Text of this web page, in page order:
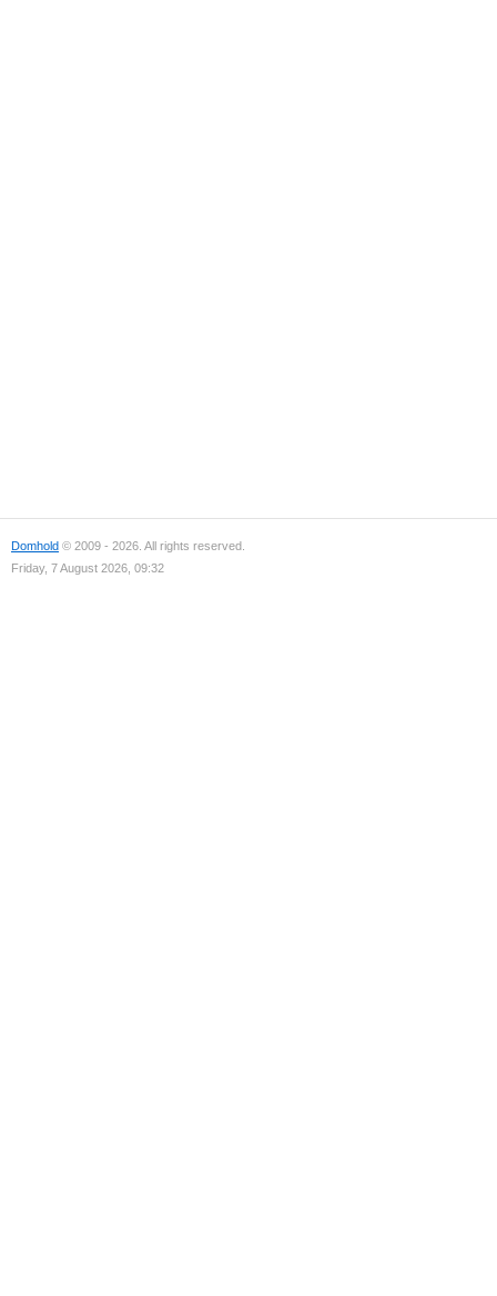
Domhold © 2009 - 2026. All rights reserved.
Friday, 7 August 2026, 09:32